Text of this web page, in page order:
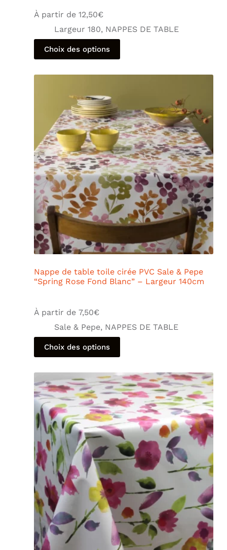
À partir de 12,50€
Largeur 180, NAPPES DE TABLE
Choix des options
Nappe de table toile cirée PVC Sale & Pepe
“Spring Rose Fond Blanc” – Largeur 140cm
À partir de 7,50€
Sale & Pepe, NAPPES DE TABLE
Choix des options